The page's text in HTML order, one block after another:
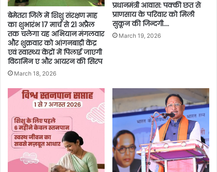
बेमेतरा जिले में शिशु संरक्षण माह
का शुभारंभ 17 मार्च से 21 अप्रैल
तक चलेगा यह अभियान मंगलवार
और शुक्रवार को आंगनबाड़ी केंद्र
एवं स्वास्थ्य केंद्रों में पिलाई जाएगी
विटामिन ए और आयरन की सिरप
March 18, 2026
प्रधानमंत्री आवास: पक्की छत से
प्राणसाय के परिवार को मिली
सुकून की जिन्दगी….
March 19, 2026